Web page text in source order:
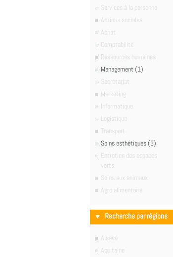
Services à la personne
Actions sociales
Achat
Comptabilité
Ressources humaines
Management (1)
Secrétariat
Marketing
Informatique
Logistique
Transport
Soins esthétiques (3)
Entretien des espaces
verts
Soins aux animaux
Agro alimentaire
Recherche par régions
Alsace
Aquitaine